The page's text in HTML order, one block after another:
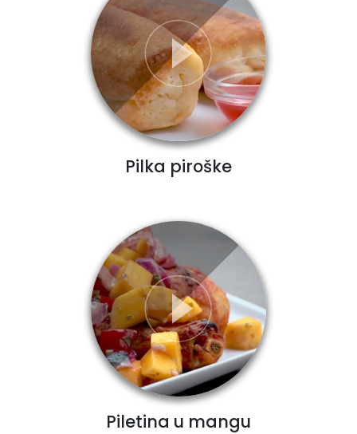
Pilka piroške
Piletina u mangu